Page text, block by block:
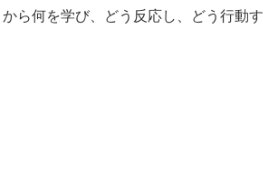
ら何を学び、どう反応し、どう行動す